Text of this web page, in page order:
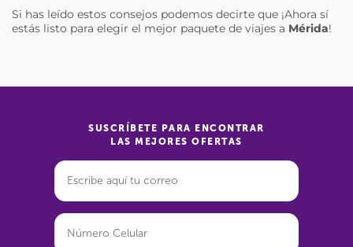
Si has leído estos consejos podemos decirte que ¡Ahora sí
estás listo para elegir el mejor paquete de viajes a Mérida!
SUSCRÍBETE PARA ENCONTRAR
LAS MEJORES OFERTAS